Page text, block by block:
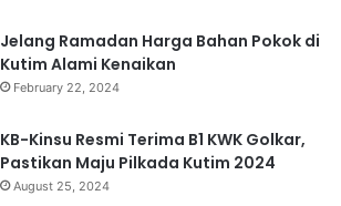
Jelang Ramadan Harga Bahan Pokok di
Kutim Alami Kenaikan
February 22, 2024
KB-Kinsu Resmi Terima B1 KWK Golkar,
Pastikan Maju Pilkada Kutim 2024
August 25, 2024